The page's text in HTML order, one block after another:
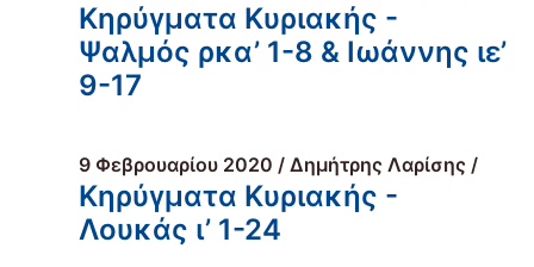
Κηρύγματα Κυριακής -
Ψαλμός ρκα’ 1-8 & Ιωάννης ιε’
9-17
9 Φεβρουαρίου 2020 / Δημήτρης Λαρίσης /
Κηρύγματα Κυριακής -
Λουκάς ι’ 1-24